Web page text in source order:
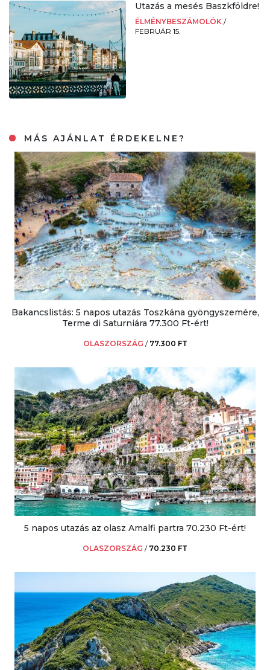
Utazás a mesés Baszkföldre!
ÉLMÉNYBESZÁMOLÓK /
FEBRUÁR 15.
MÁS AJÁNLAT ÉRDEKELNE?
Bakancslistás: 5 napos utazás Toszkána gyöngyszemére,
Terme di Saturniára 77.300 Ft-ért!
OLASZORSZÁG / 77.300 FT
5 napos utazás az olasz Amalfi partra 70.230 Ft-ért!
OLASZORSZÁG / 70.230 FT